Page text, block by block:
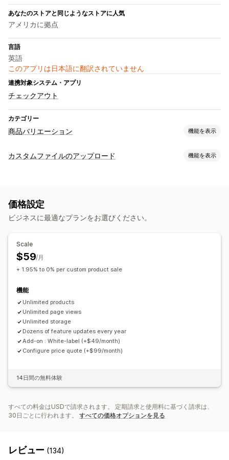
あなたのストアと同じようなストアに人気
アメリカに拠点
言語
英語
このアプリは日本語に翻訳されていません
連携対象システム・アプリ
チェックアウト
カテゴリー
商品バリエーション 機能を表示
カスタマイズ
バリエーションの表示
一括価格設定
動的価格設定
バリエーションの追加料金 請求の設定
在庫
在庫僅少アラート
在庫切れの非表示
在庫ありの表示 手動更新
カスタムファイルのアップロード 機能を表示
ファイル管理
インポートとエクスポート
価格設定
ビジネスに最適なプランをお選びください。
Scale
$59/月
+ 1.95% to 0% per custom product sale
機能
Unlimited products
Unlimited page views
Unlimited storage
Dozens of feature updates every year
Add-on : White-label (+$49/month)
Configure price quote (+$99/month)
14日間の無料体験
すべての料金はUSDで請求されます。 定期請求と使用料に基づく請求は、
30日ごとに行われます。 すべての価格オプションを見る
レビュー (134)